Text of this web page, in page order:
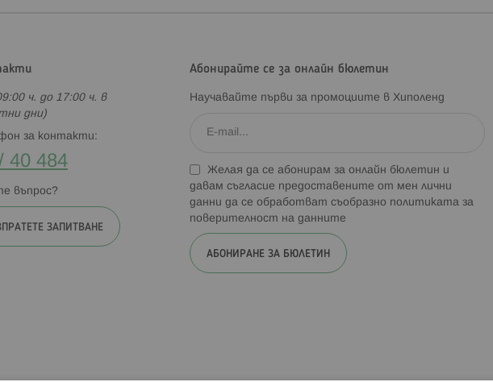
ч. до 17:00 ч. в
дни)
за контакти:
40 484
въпрос?
ЗАПИТВАНЕ
Абонирайте се за онлайн бюлетин
Научавайте първи за промоциите в Хиполенд
Желая да се абонирам за онлайн бюлетин и
давам съгласие предоставените от мен лични
данни да се обработват съобразно политиката за
поверителност на данните
АБОНИРАНЕ ЗА БЮЛЕТИН